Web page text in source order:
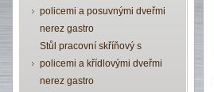
policemi a posuvnými dveřmi
nerez gastro
Stůl pracovní skříňový s
policemi a křídlovými dveřmi
nerez gastro